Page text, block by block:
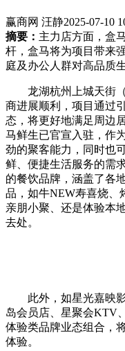
赢商网 汪静2025-07-10
摘要： 主力店方面，盒
杆，盒马将为项目带来
庭及办公人群对高品质
龙湖杭州上城天街
商进展顺利，项目通过
态，将更好地满足周边
马鲜生已官宣入驻，作
劲的聚客能力，同时也
鲜、便捷生活服务的需
的餐饮品牌，涵盖了各
品，如牛NEW寿喜烧、
亲朋小聚、还是体验本
去处。
此外，如星光嘉映
岛会员店、星聚会KTV
体验类品牌业态组合，
体验。